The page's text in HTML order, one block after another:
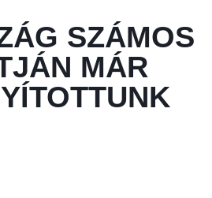
SZÁMOS
MÁR